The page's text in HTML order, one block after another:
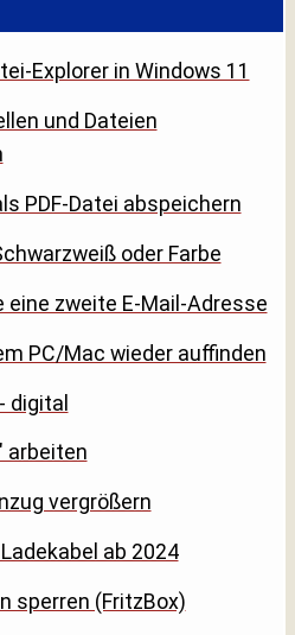
Explorer in Windows 11
und Dateien
PDF-Datei abspeichern
oder Farbe
eine zweite E-Mail-Adresse
PC/Mac wieder auffinden
digital
arbeiten
vergrößern
ab 2024
sperren (FritzBox)